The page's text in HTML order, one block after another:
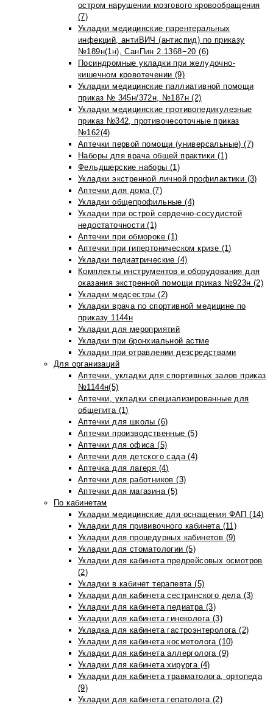
остром нарушении мозгового кровообращения
(7)
Укладки медицинские парентеральных
инфекций, антиВИЧ (антиспид) по приказу
№189н(1н), СанПин 2.1368−20 (6)
Посиндромные укладки при желудочно-
кишечном кровотечении (9)
Укладки медицинские паллиативной помощи
приказ № 345н/372н, №187н (2)
Укладки медицинские противопедикулезные
приказ №342, противочесоточные приказ
№162(4)
Аптечки первой помощи (универсальные) (7)
Наборы для врача общей практики (1)
Фельдшерские наборы (1)
Укладки экстренной личной профилактики (3)
Аптечки для дома (7)
Укладки общепрофильные (4)
Укладки при острой сердечно-сосудистой
недостаточности (1)
Аптечки при обмороке (1)
Аптечки при гипертоническом кризе (1)
Укладки педиатрические (4)
Комплекты инструментов и оборудования для
оказания экстренной помощи приказ №923н (2)
Укладки медсестры (2)
Укладки врача по спортивной медицине по
приказу 1144н
Укладки для мероприятий
Укладки при бронхиальной астме
Укладки при отравлении дезсредствами
Для организаций
Аптечки, укладки для спортивных залов приказ
№1144н(5)
Аптечки, укладки специализированные для
общепита (1)
Аптечки для школы (6)
Аптечки производственные (5)
Аптечки для офиса (5)
Аптечки для детского сада (4)
Аптечка для лагеря (4)
Аптечки для работников (3)
Аптечки для магазина (5)
По кабинетам
Укладки медицинские для оснащения ФАП (14)
Укладки для прививочного кабинета (11)
Укладки для процедурных кабинетов (9)
Укладки для стоматологии (5)
Укладки для кабинета предрейсовых осмотров
(2)
Укладки в кабинет терапевта (5)
Укладки для кабинета сестринского дела (3)
Укладки для кабинета педиатра (3)
Укладки для кабинета гинеколога (3)
Укладка для кабинета гастроэнтеролога (2)
Укладки для кабинета косметолога (10)
Укладки для кабинета аллерголога (9)
Укладки для кабинета хирурга (4)
Укладки для кабинета травматолога, ортопеда
(9)
Укладки для кабинета гепатолога (2)